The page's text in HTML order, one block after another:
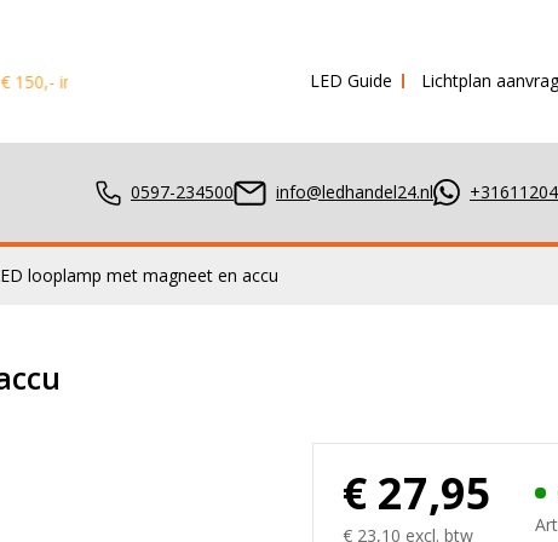
Benelux Dezelfde dag verstuurd!
LED Guide Lichtplan
0597-234500 info@ledhandel24.nl
looplamp met magneet en accu
€ 27,95
€ 23,10 excl. btw